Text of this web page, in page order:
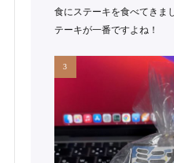
食にステーキを食べてきま
テーキが一番ですよね！